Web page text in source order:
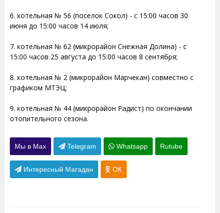
6. котельная № 56 (поселок Сокол) - с 15:00 часов 30
июня до 15:00 часов 14 июля;
7. котельная № 62 (микрорайон Снежная Долина) - с
15:00 часов 25 августа до 15:00 часов 8 сентября;
8. котельная № 2 (микрорайон Марчекан) совместно с
графиком МТЭЦ;
9. котельная № 44 (микрорайон Радист) по окончании
отопительного сезона.
Мы в Max Telegram Whatsapp Rutube
Интересный Магадан ОК